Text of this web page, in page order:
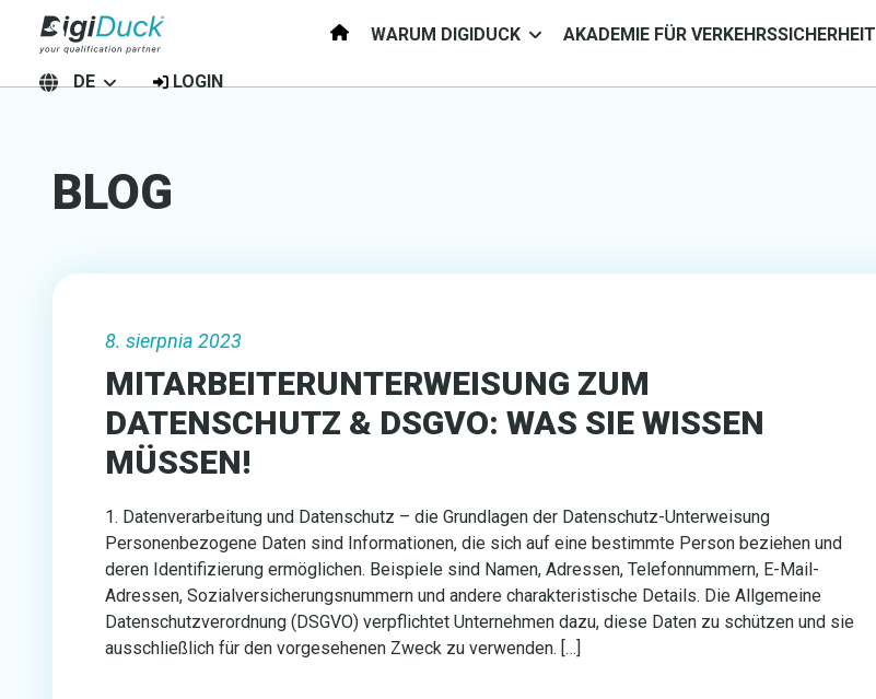
DE LOGIN
WARUM DIGIDUCK AKADEMIE FÜR VERKEHRSSICHERHEIT
BLOG
8. sierpnia 2023
MITARBEITERUNTERWEISUNG ZUM
DATENSCHUTZ & DSGVO: WAS SIE WISSEN
MÜSSEN!
1. Datenverarbeitung und Datenschutz – die Grundlagen der Datenschutz-Unterweisung
Personenbezogene Daten sind Informationen, die sich auf eine bestimmte Person beziehen und
deren Identifizierung ermöglichen. Beispiele sind Namen, Adressen, Telefonnummern, E-Mail-
Adressen, Sozialversicherungsnummern und andere charakteristische Details. Die Allgemeine
Datenschutzverordnung (DSGVO) verpflichtet Unternehmen dazu, diese Daten zu schützen und sie
ausschließlich für den vorgesehenen Zweck zu verwenden. […]